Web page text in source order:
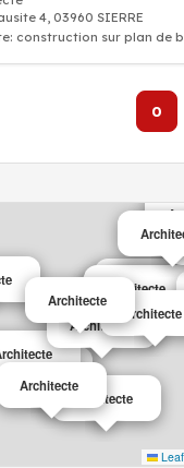
4, 03960 SIERRE
construction sur plan de
0
Architecte
Architecte
Architecte
Architecte
Architecte
Architecte
Architecte
Architecte